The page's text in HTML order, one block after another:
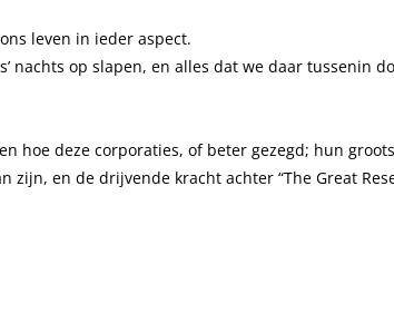
leven in ieder aspect.
nachts op slapen, en alles dat we daar tussenin
hoe deze corporaties, of beter gezegd; hun
en de drijvende kracht achter “The Great